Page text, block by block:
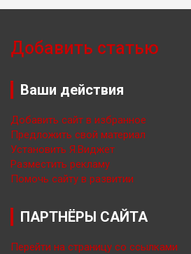
Добавить статью
Ваши действия
Добавить сайт в избранное
Предложить свой материал
Установить Я.Виджет
Разместить рекламу
Помочь сайту в развитии
ПАРТНЁРЫ САЙТА
Перейти на страницу со ссылками